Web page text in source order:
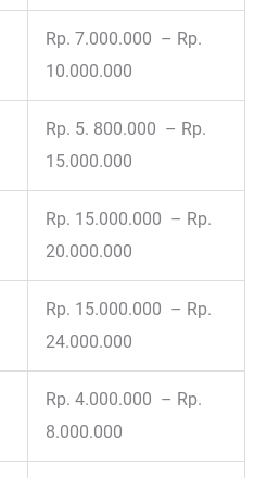
Rp. 7.000.000 – Rp.
10.000.000
Rp. 5. 800.000 – Rp.
15.000.000
Rp. 15.000.000 – Rp.
20.000.000
Rp. 15.000.000 – Rp.
24.000.000
Rp. 4.000.000 – Rp.
8.000.000